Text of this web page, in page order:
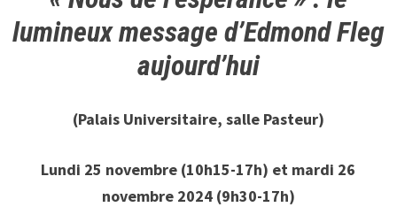
lumineux message d’Edmond Fleg
aujourd’hui
(Palais Universitaire, salle Pasteur)
Lundi 25 novembre (10h15-17h) et mardi 26
novembre 2024 (9h30-17h)